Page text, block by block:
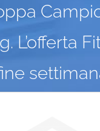
L’offerta